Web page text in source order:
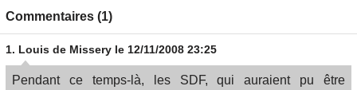
Commentaires (1)
1. Louis de Missery le 12/11/2008 23:25
Pendant ce temps-là, les SDF, qui auraient pu être